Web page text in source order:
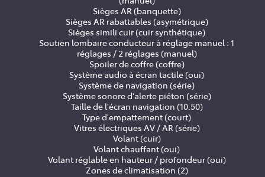
Sièges AR (banquette)
Sièges AR rabattables (asymétrique)
Sièges simili cuir (cuir synthétique)
Soutien lombaire conducteur à réglage manuel : 1
réglages / 2 réglages (manuel)
Spoiler de coffre (coffre)
Système audio à écran tactile (oui)
Système de navigation (série)
Système sonore d'alerte piéton (série)
Taille de l'écran navigation (10.50)
Type d'empattement (court)
Vitres électriques AV / AR (série)
Volant (cuir)
Volant chauffant (oui)
Volant réglable en hauteur / profondeur (oui)
Zones de climatisation (2)